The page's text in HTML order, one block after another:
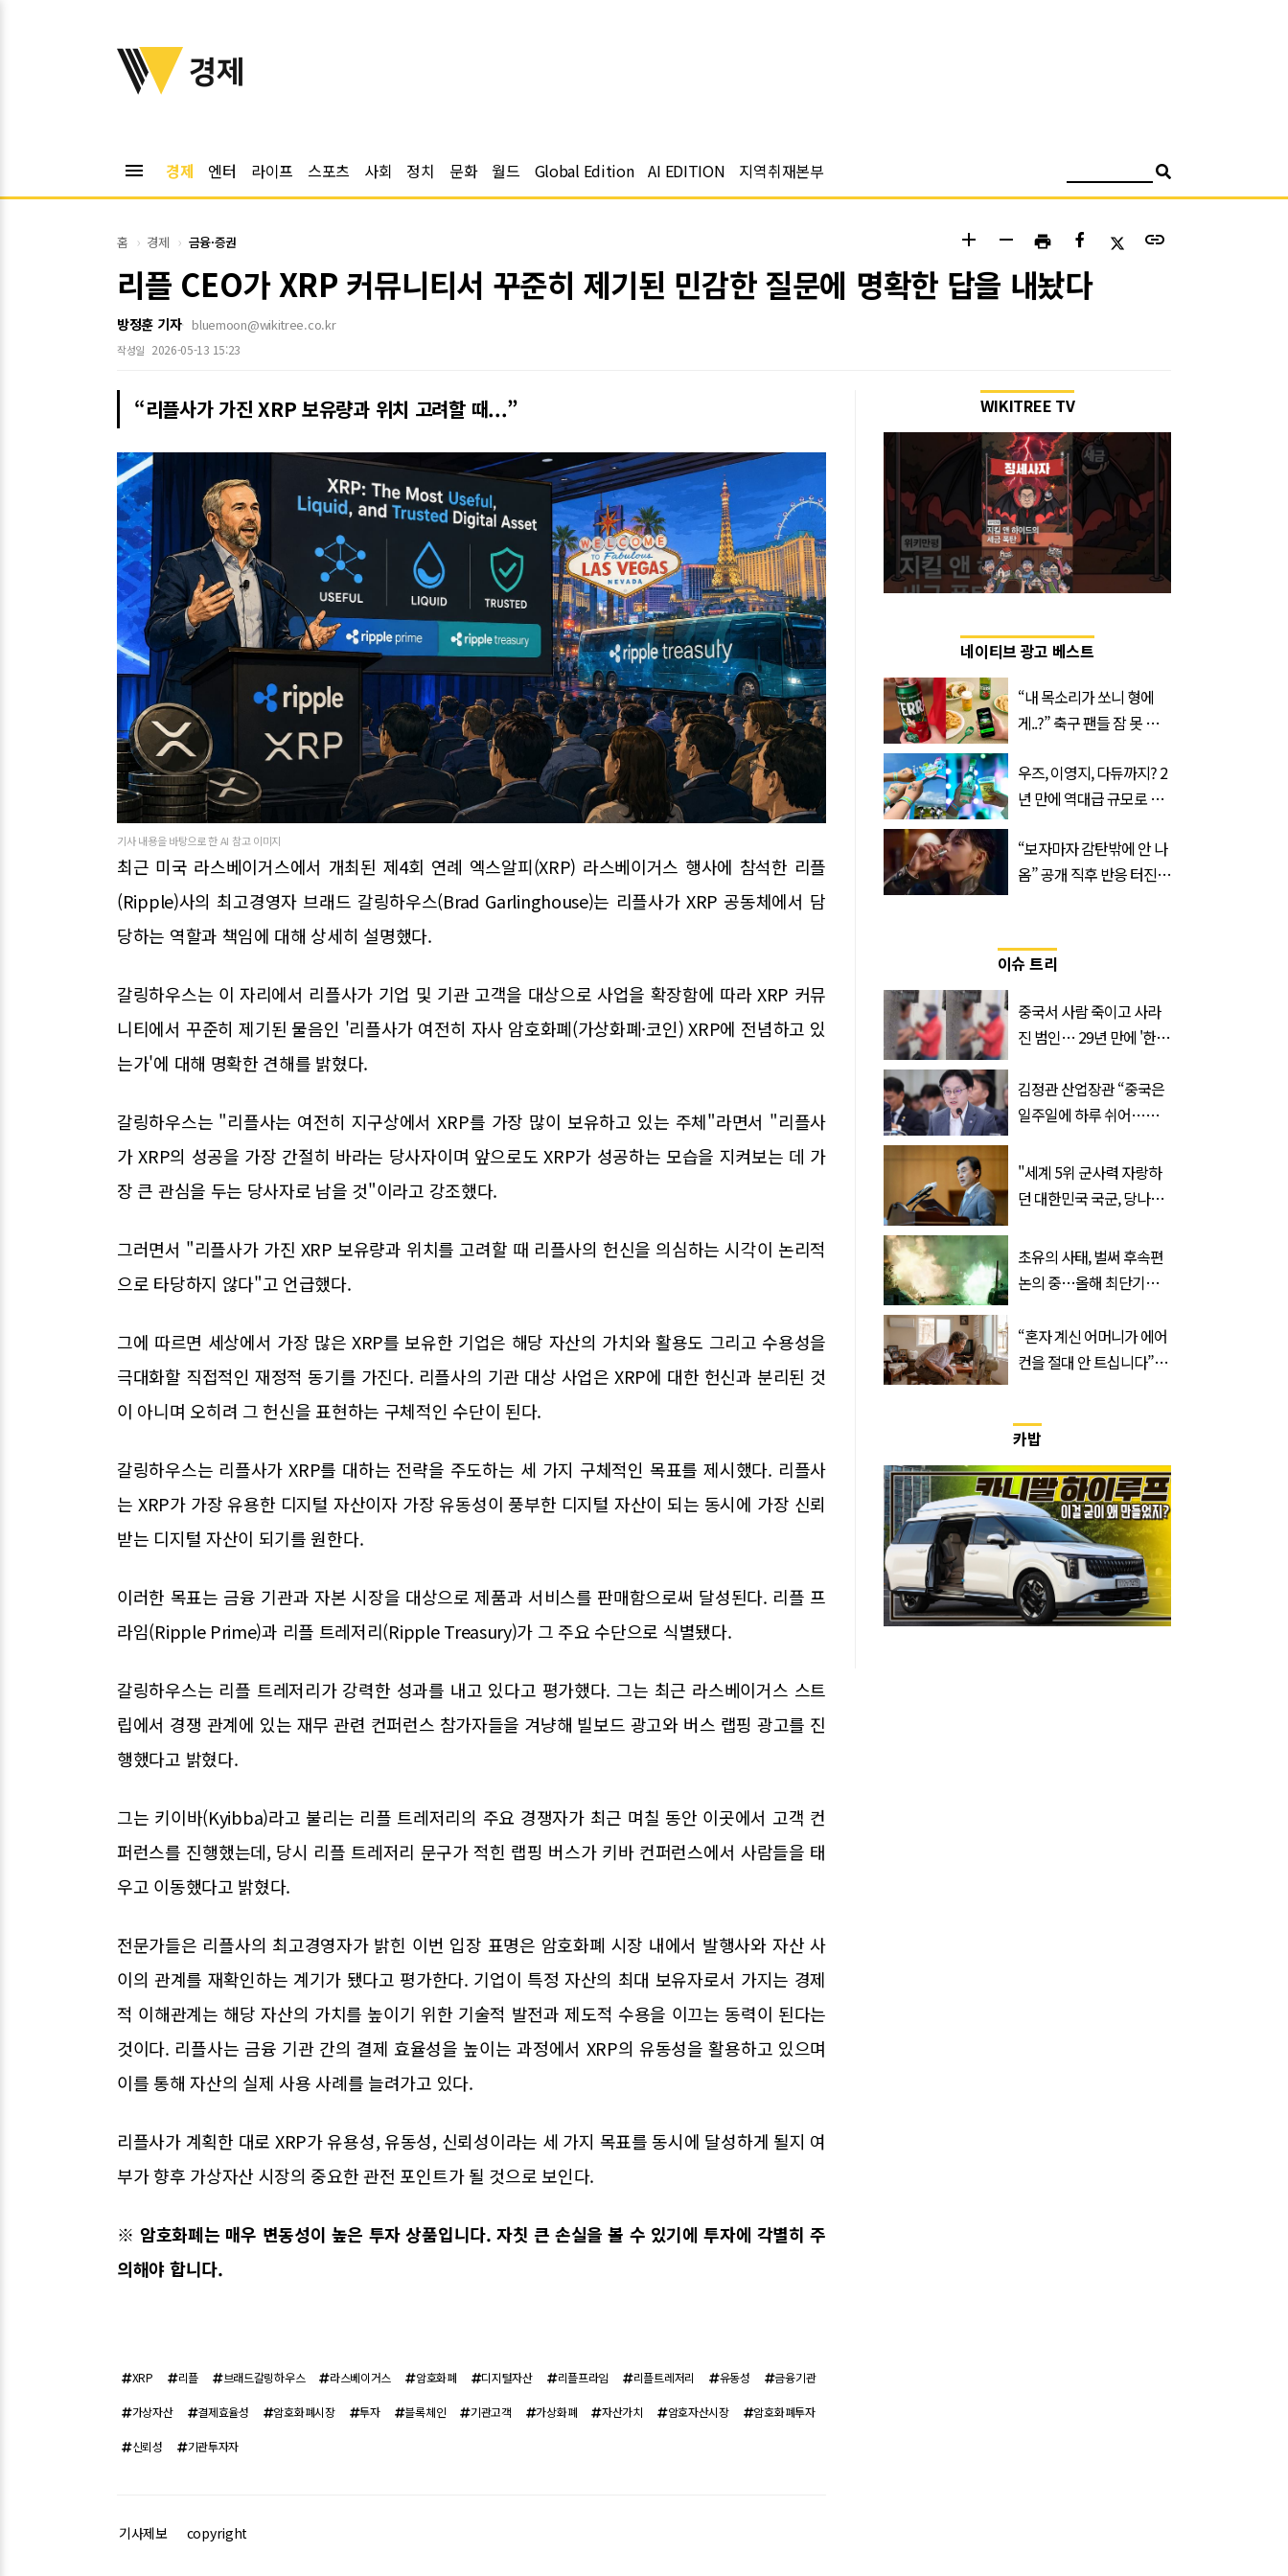
위키트리
경제
menu 경제 엔터 라이프 스포츠 사회 정치 문화 월드 Global Edition AI EDITION 지역취재본부
홈 경제 금융·증권 add remove print link
리플 CEO가 XRP 커뮤니티서 꾸준히 제기된 민감한 질문에 명확한 답을 내놨다
방정훈 기자 bluemoon@wikitree.co.kr
작성일 2026-05-13 15:23
“리플사가 가진 XRP 보유량과 위치 고려할 때...”
기사 내용을 바탕으로 한 AI 참고 이미지
최근 미국 라스베이거스에서 개최된 제4회 연례 엑스알피(XRP) 라스베이거스 행사에 참석한 리플
(Ripple)사의 최고경영자 브래드 갈링하우스(Brad Garlinghouse)는 리플사가 XRP 공동체에서 담
당하는 역할과 책임에 대해 상세히 설명했다.
갈링하우스는 이 자리에서 리플사가 기업 및 기관 고객을 대상으로 사업을 확장함에 따라 XRP 커뮤
니티에서 꾸준히 제기된 물음인 '리플사가 여전히 자사 암호화폐(가상화폐·코인) XRP에 전념하고 있
는가'에 대해 명확한 견해를 밝혔다.
갈링하우스는 "리플사는 여전히 지구상에서 XRP를 가장 많이 보유하고 있는 주체"라면서 "리플사
가 XRP의 성공을 가장 간절히 바라는 당사자이며 앞으로도 XRP가 성공하는 모습을 지켜보는 데 가
장 큰 관심을 두는 당사자로 남을 것"이라고 강조했다.
그러면서 "리플사가 가진 XRP 보유량과 위치를 고려할 때 리플사의 헌신을 의심하는 시각이 논리적
으로 타당하지 않다"고 언급했다.
그에 따르면 세상에서 가장 많은 XRP를 보유한 기업은 해당 자산의 가치와 활용도 그리고 수용성을
극대화할 직접적인 재정적 동기를 가진다. 리플사의 기관 대상 사업은 XRP에 대한 헌신과 분리된 것
이 아니며 오히려 그 헌신을 표현하는 구체적인 수단이 된다.
갈링하우스는 리플사가 XRP를 대하는 전략을 주도하는 세 가지 구체적인 목표를 제시했다. 리플사
는 XRP가 가장 유용한 디지털 자산이자 가장 유동성이 풍부한 디지털 자산이 되는 동시에 가장 신뢰
받는 디지털 자산이 되기를 원한다.
이러한 목표는 금융 기관과 자본 시장을 대상으로 제품과 서비스를 판매함으로써 달성된다. 리플 프
라임(Ripple Prime)과 리플 트레저리(Ripple Treasury)가 그 주요 수단으로 식별됐다.
갈링하우스는 리플 트레저리가 강력한 성과를 내고 있다고 평가했다. 그는 최근 라스베이거스 스트
립에서 경쟁 관계에 있는 재무 관련 컨퍼런스 참가자들을 겨냥해 빌보드 광고와 버스 랩핑 광고를 진
행했다고 밝혔다.
그는 키이바(Kyibba)라고 불리는 리플 트레저리의 주요 경쟁자가 최근 며칠 동안 이곳에서 고객 컨
퍼런스를 진행했는데, 당시 리플 트레저리 문구가 적힌 랩핑 버스가 키바 컨퍼런스에서 사람들을 태
우고 이동했다고 밝혔다.
전문가들은 리플사의 최고경영자가 밝힌 이번 입장 표명은 암호화폐 시장 내에서 발행사와 자산 사
이의 관계를 재확인하는 계기가 됐다고 평가한다. 기업이 특정 자산의 최대 보유자로서 가지는 경제
적 이해관계는 해당 자산의 가치를 높이기 위한 기술적 발전과 제도적 수용을 이끄는 동력이 된다는
것이다. 리플사는 금융 기관 간의 결제 효율성을 높이는 과정에서 XRP의 유동성을 활용하고 있으며
이를 통해 자산의 실제 사용 사례를 늘려가고 있다.
리플사가 계획한 대로 XRP가 유용성, 유동성, 신뢰성이라는 세 가지 목표를 동시에 달성하게 될지 여
부가 향후 가상자산 시장의 중요한 관전 포인트가 될 것으로 보인다.
※ 암호화폐는 매우 변동성이 높은 투자 상품입니다. 자칫 큰 손실을 볼 수 있기에 투자에 각별히 주
의해야 합니다.
XRP 리플 브래드갈링하우스 라스베이거스 암호화폐 디지털자산 리플프라임 리플트레저리 유동성 금융기관
가상자산 결제효율성 암호화폐시장 투자 블록체인 기관고객 가상화폐 자산가치 암호자산시장 암호화폐투자
신뢰성 기관투자자
기사제보 copyright
WIKITREE TV
네이티브 광고 베스트
“내 목소리가 쏘니 형에
게..?” 축구 팬들 잠 못 들
트
우즈, 이영지, 다듀까지? 2
년 만에 역대급 규모로 돌
벌’
“보자마자 감탄밖에 안 나
옴” 공개 직후 반응 터진
이슈 트리
중국서 사람 죽이고 사라
진 범인… 29년 만에 '한
김정관 산업장관 “중국은
일주일에 하루 쉬어…주
"세계 5위 군사력 자랑하
던 대한민국 국군, 당나라
초유의 사태, 벌써 후속편
논의 중…올해 최단기간
정체
“혼자 계신 어머니가 에어
컨을 절대 안 트십니다”…
카밥